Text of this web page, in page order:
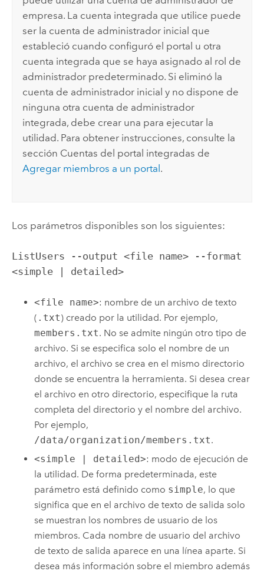
empresa. La cuenta integrada que utilice puede
ser la cuenta de administrador inicial que
estableció cuando configuró el portal u otra
cuenta integrada que se haya asignado al rol de
administrador predeterminado. Si eliminó la
cuenta de administrador inicial y no dispone de
ninguna otra cuenta de administrador
integrada, debe crear una para ejecutar la
utilidad. Para obtener instrucciones, consulte la
sección Cuentas del portal integradas de
Agregar miembros a un portal.
Los parámetros disponibles son los siguientes:
ListUsers --output <file name> --format
<simple | detailed>
<file name>: nombre de un archivo de texto
( .txt) creado por la utilidad. Por ejemplo,
members.txt. No se admite ningún otro tipo de
archivo. Si se especifica solo el nombre de un
archivo, el archivo se crea en el mismo directorio
donde se encuentra la herramienta. Si desea crear
el archivo en otro directorio, especifique la ruta
completa del directorio y el nombre del archivo.
Por ejemplo,
/data/organization/members.txt.
<simple | detailed>: modo de ejecución de
la utilidad. De forma predeterminada, este
parámetro está definido como simple, lo que
significa que en el archivo de texto de salida solo
se muestran los nombres de usuario de los
miembros. Cada nombre de usuario del archivo
de texto de salida aparece en una línea aparte. Si
desea más información sobre el miembro además